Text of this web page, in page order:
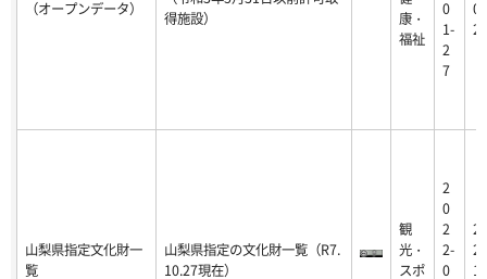
（オープンデータ）
得施設）
康・
福祉
0
1-
2
7
29
山梨県指定文化財一
覧
山梨県指定の文化財一覧（R7.
10.27現在）
観
光・
スポ
2
0
2
2-
0
20